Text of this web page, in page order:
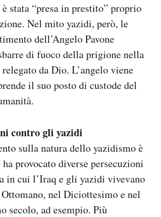
stata “presa in prestito” proprio
Nel mito yazidi, però, le
dell’Angelo Pavone
di fuoco della prigione nella
da Dio. L’angelo viene
il suo posto di custode del
contro gli yazidi
sulla natura dello yazidismo è
provocato diverse persecuzioni
in cui l’Iraq e gli yazidi vivevano
nel Diciottesimo e nel
secolo, ad esempio. Più